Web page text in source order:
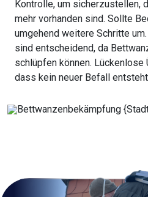
Kontrolle, um sicherzustellen,
mehr vorhanden sind. Sollte
umgehend weitere Schritte
sind entscheidend, da
schlüpfen können. Lückenlose
dass kein neuer Befall